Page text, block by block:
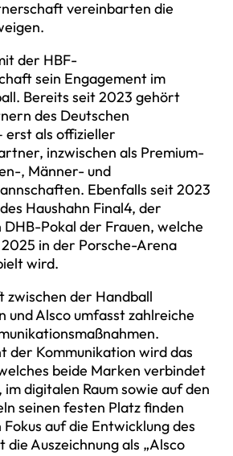
vereinbarten die
der HBF-
sein Engagement im
Bereits seit 2023 gehört
des Deutschen
erst als offizieller
inzwischen als Premium-
, Männer- und
Ebenfalls seit 2023
Haushahn Final4, der
DHB-Pokal der Frauen, welche
2025 in der Porsche-Arena
wird.
zwischen der Handball
und Alsco umfasst zahlreiche
der Kommunikation wird das
beide Marken verbindet
im digitalen Raum sowie auf den
seinen festen Platz finden
auf die Entwicklung des
die Auszeichnung als „Alsco